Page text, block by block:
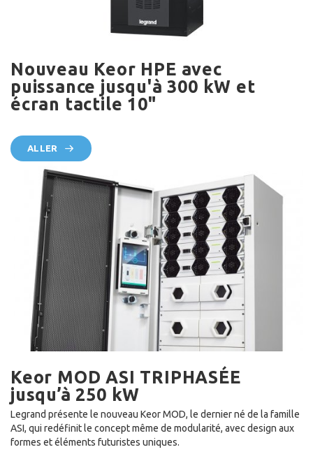
Nouveau Keor HPE avec
puissance jusqu'à 300 kW et
écran tactile 10"
ALLER
Keor MOD ASI TRIPHASÉE
jusqu’à 250 kW
Legrand présente le nouveau Keor MOD, le dernier né de la famille
ASI, qui redéfinit le concept même de modularité, avec design aux
formes et éléments futuristes uniques.